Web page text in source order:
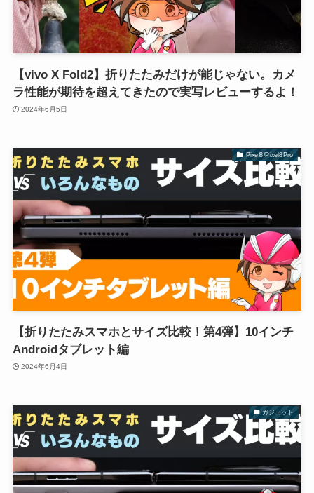
【vivo X Fold2】折りたたみだけが能じゃない。カメ
ラ性能が期待を超えてきたので実写レビューするよ！
2024年6月5日
Pixel8/Pixel8Pro
【折りたたみスマホとサイズ比較！第4弾】10インチ
Androidタブレット編
2024年6月4日
ガジェット